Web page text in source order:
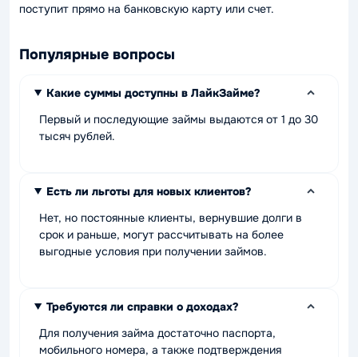
поступит прямо на банковскую карту или счет.
Популярные вопросы
Какие суммы доступны в ЛайкЗайме?
Первый и последующие займы выдаются от 1 до 30
тысяч рублей.
Есть ли льготы для новых клиентов?
Нет, но постоянные клиенты, вернувшие долги в
срок и раньше, могут рассчитывать на более
выгодные условия при получении займов.
Требуются ли справки о доходах?
Для получения займа достаточно паспорта,
мобильного номера, а также подтверждения